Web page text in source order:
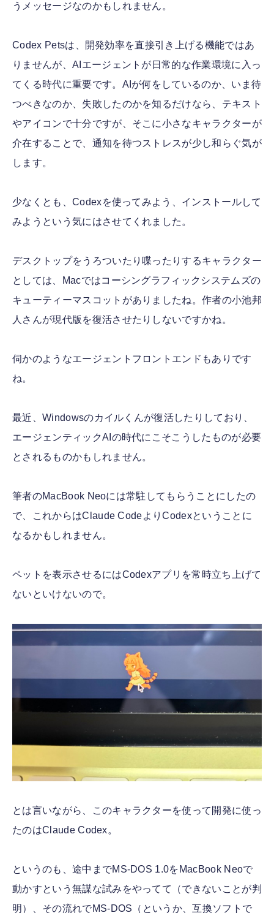
うメッセージなのかもしれません。
Codex Petsは、開発効率を直接引き上げる機能ではあ
りませんが、AIエージェントが日常的な作業環境に入っ
てくる時代に重要です。AIが何をしているのか、いま待
つべきなのか、失敗したのかを知るだけなら、テキスト
やアイコンで十分ですが、そこに小さなキャラクターが
介在することで、通知を待つストレスが少し和らぐ気が
します。
少なくとも、Codexを使ってみよう、インストールして
みようという気にはさせてくれました。
デスクトップをうろついたり喋ったりするキャラクター
としては、Macではコーシングラフィックシステムズの
キューティーマスコットがありましたね。作者の小池邦
人さんが現代版を復活させたりしないですかね。
伺かのようなエージェントフロントエンドもありです
ね。
最近、Windowsのカイルくんが復活したりしており、
エージェンティックAIの時代にこそこうしたものが必要
とされるものかもしれません。
筆者のMacBook Neoには常駐してもらうことにしたの
で、これからはClaude CodeよりCodexということに
なるかもしれません。
ペットを表示させるにはCodexアプリを常時立ち上げて
ないといけないので。
とは言いながら、このキャラクターを使って開発に使っ
たのはClaude Codex。
というのも、途中までMS-DOS 1.0をMacBook Neoで
動かすという無謀な試みをやってて（できないことが判
明）、その流れでMS-DOS（というか、互換ソフトで